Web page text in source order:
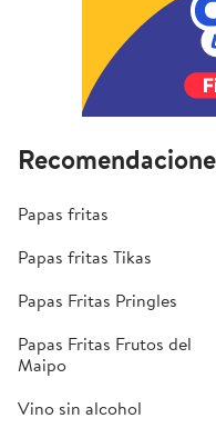
Papas fritas
Papas fritas Tikas
Papas Fritas Pringles
Papas Fritas Frutos del
Maipo
Vino sin alcohol